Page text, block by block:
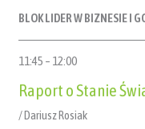
BLOK LIDER W BIZNESIE I
11:45 – 12:00
Raport o Stanie
/ Dariusz Rosiak